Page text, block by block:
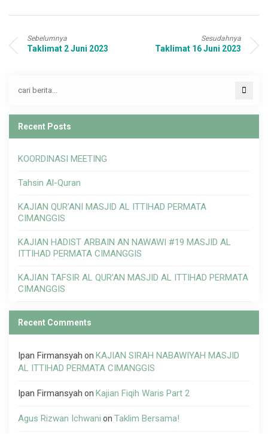
Sebelumnya
Taklimat 2 Juni 2023
Sesudahnya
Taklimat 16 Juni 2023
Recent Posts
KOORDINASI MEETING
Tahsin Al-Quran
KAJIAN QUR’ANI MASJID AL ITTIHAD PERMATA
CIMANGGIS
KAJIAN HADIST ARBAIN AN NAWAWI #19 MASJID AL
ITTIHAD PERMATA CIMANGGIS
KAJIAN TAFSIR AL QUR’AN MASJID AL ITTIHAD PERMATA
CIMANGGIS
Recent Comments
Ipan Firmansyah on KAJIAN SIRAH NABAWIYAH MASJID
AL ITTIHAD PERMATA CIMANGGIS
Ipan Firmansyah on Kajian Fiqih Waris Part 2
Agus Rizwan Ichwani on Taklim Bersama!